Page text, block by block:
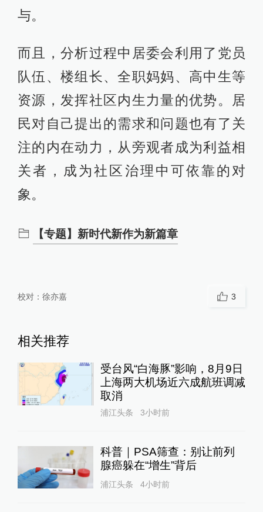
与。
而且，分析过程中居委会利用了党员
队伍、楼组长、全职妈妈、高中生等
资源，发挥社区内生力量的优势。居
民对自己提出的需求和问题也有了关
注的内在动力，从旁观者成为利益相
关者，成为社区治理中可依靠的对
象。
【专题】新时代新作为新篇章
校对： 徐亦嘉 3
相关推荐
受台风“白海豚”影响，8月9日
上海两大机场近六成航班调减
取消
浦江头条 3小时前
科普｜PSA筛查：别让前列
腺癌躲在“增生”背后
浦江头条 4小时前